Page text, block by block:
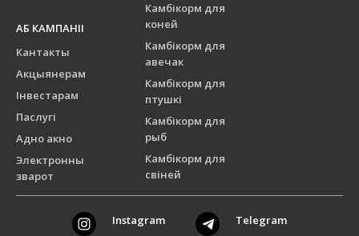
Камбікорм для
коней
Камбікорм для
авечак
Камбікорм для
птушкі
Камбікорм для
рыб
Камбікорм для
свіней
АБ КАМПАНІІ
Кантакты
Акцыянерам
Інвестарам
Паслугі
Адно акно
Электронны
зварот
Instagram Telegram